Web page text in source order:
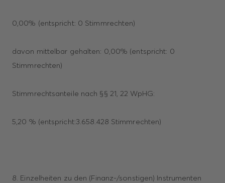
0,00% (entspricht: 0 Stimmrechten)
davon mittelbar gehalten: 0,00% (entspricht: 0
Stimmrechten)
Stimmrechtsanteile nach §§ 21, 22 WpHG:
5,20 % (entspricht:3.658.428 Stimmrechten)
8. Einzelheiten zu den (Finanz-/sonstigen) Instrumenten